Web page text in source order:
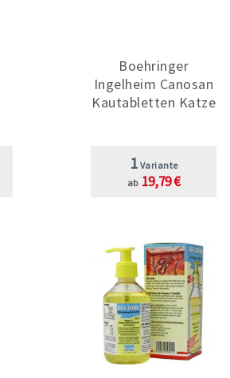
Boehringer
Ingelheim Canosan
Kautabletten Katze
1 Variante
ab 19,79 €